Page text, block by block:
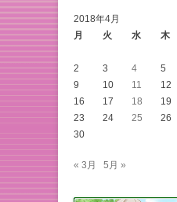
2018年4月
月
火 水 木
2
3 4 5
9
10 11 12
16
17 18 19
23
24 25 26
30
« 3月 5月 »